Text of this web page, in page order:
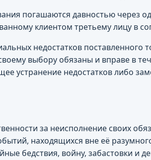
погашаются давностью через
клиентом третьему лицу в
недостатков поставленного
выбору обязаны и вправе в
устранение недостатков либо
за неисполнение своих
находящихся вне её
бедствия, войну, забастовки и